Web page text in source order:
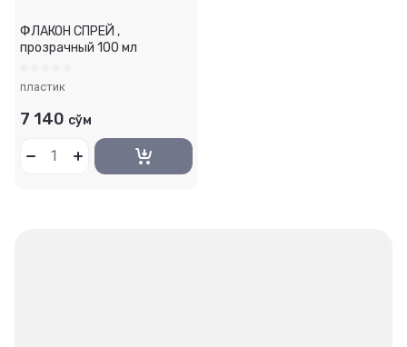
ФЛАКОН СПРЕЙ ,
прозрачный 100 мл
пластик
7 140 сўм